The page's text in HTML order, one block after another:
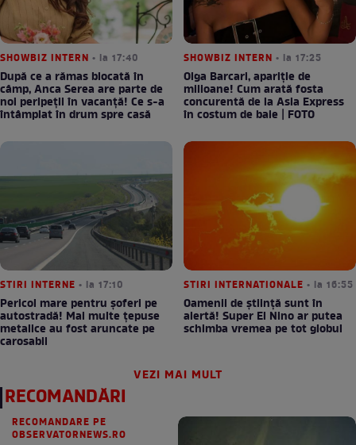
SHOWBIZ INTERN • la 17:40
După ce a rămas blocată în
câmp, Anca Serea are parte de
noi peripeții în vacanță! Ce s-a
întâmplat în drum spre casă
SHOWBIZ INTERN • la 17:25
Olga Barcari, apariție de
milioane! Cum arată fosta
concurentă de la Asia Express
în costum de baie | FOTO
STIRI INTERNE • la 17:10
Pericol mare pentru șoferi pe
autostradă! Mai multe țepuse
metalice au fost aruncate pe
carosabil
STIRI INTERNATIONALE • la 16:55
Oamenii de știință sunt în
alertă! Super El Nino ar putea
schimba vremea pe tot globul
VEZI MAI MULT
RECOMANDĂRI
RECOMANDARE PE
OBSERVATORNEWS.RO